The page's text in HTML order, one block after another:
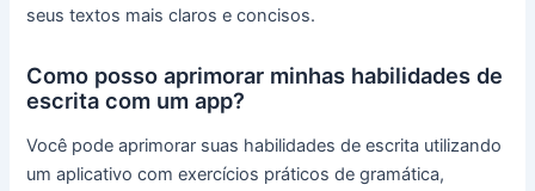
seus textos mais claros e concisos.
Como posso aprimorar minhas habilidades de
escrita com um app?
Você pode aprimorar suas habilidades de escrita utilizando
um aplicativo com exercícios práticos de gramática,